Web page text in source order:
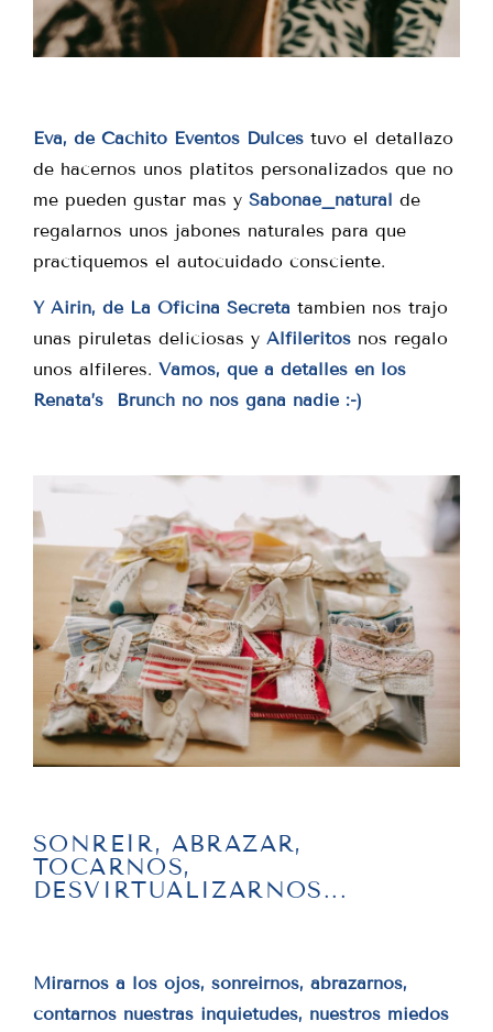
Eva, de Cachito Eventos Dulces tuvo el detallazo
de hacernos unos platitos personalizados que no
me pueden gustar mas y Sabonae_natural de
regalarnos unos jabones naturales para que
practiquemos el autocuidado consciente.
Y Airin, de La Oficina Secreta tambien nos trajo
unas piruletas deliciosas y Alfileritos nos regalo
unos alfileres. Vamos, que a detalles en los
Renata’s Brunch no nos gana nadie :-)
SONREÍR, ABRAZAR,
TOCARNOS,
DESVIRTUALIZARNOS...
Mirarnos a los ojos, sonreirnos, abrazarnos,
contarnos nuestras inquietudes, nuestros miedos